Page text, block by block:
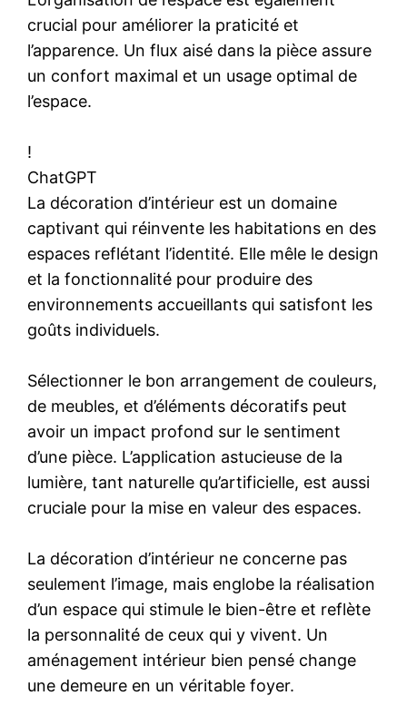
crucial pour améliorer la praticité et
l’apparence. Un flux aisé dans la pièce assure
un confort maximal et un usage optimal de
l’espace.
!
ChatGPT
La décoration d’intérieur est un domaine
captivant qui réinvente les habitations en des
espaces reflétant l’identité. Elle mêle le design
et la fonctionnalité pour produire des
environnements accueillants qui satisfont les
goûts individuels.
Sélectionner le bon arrangement de couleurs,
de meubles, et d’éléments décoratifs peut
avoir un impact profond sur le sentiment
d’une pièce. L’application astucieuse de la
lumière, tant naturelle qu’artificielle, est aussi
cruciale pour la mise en valeur des espaces.
La décoration d’intérieur ne concerne pas
seulement l’image, mais englobe la réalisation
d’un espace qui stimule le bien-être et reflète
la personnalité de ceux qui y vivent. Un
aménagement intérieur bien pensé change
une demeure en un véritable foyer.